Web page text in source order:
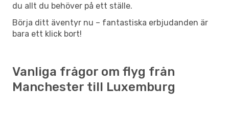
du allt du behöver på ett ställe.
Börja ditt äventyr nu – fantastiska erbjudanden är
bara ett klick bort!
Vanliga frågor om flyg från
Manchester till Luxemburg